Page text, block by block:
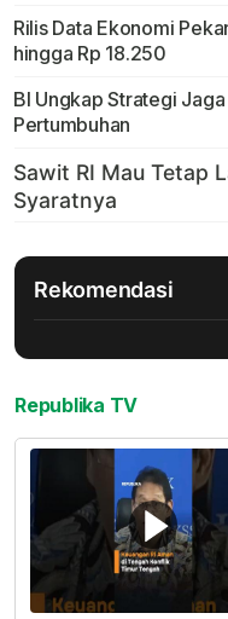
Rilis Data Ekonomi
hingga Rp 18.250
BI Ungkap Strategi
Pertumbuhan
Rekomendasi
Republika TV